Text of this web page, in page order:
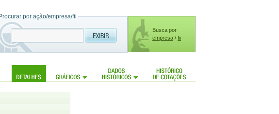
Busca por
empresa / fii
Procurar por ação/empresa/fii